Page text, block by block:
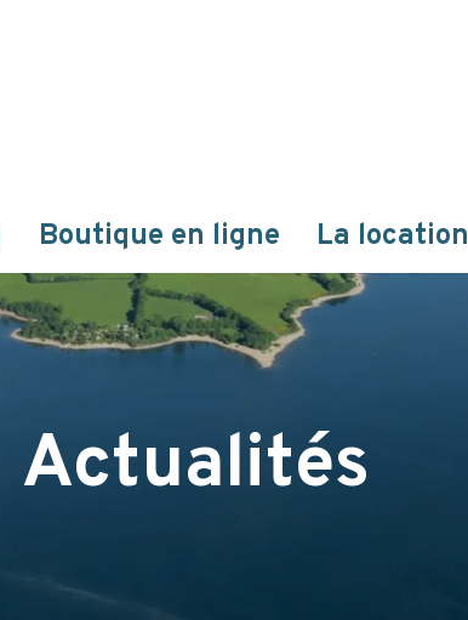
Boutique en ligne La location
Actualités